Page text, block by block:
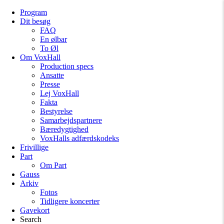
Program
Dit besøg
FAQ
En ølbar
To Øl
Om VoxHall
Production specs
Ansatte
Presse
Lej VoxHall
Fakta
Bestyrelse
Samarbejdspartnere
Bæredygtighed
VoxHalls adfærdskodeks
Frivillige
Part
Om Part
Gauss
Arkiv
Fotos
Tidligere koncerter
Gavekort
Search